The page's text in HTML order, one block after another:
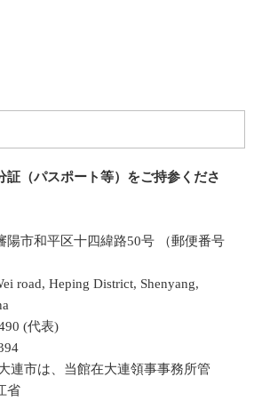
（パスポート等）をご持参くださ
陽市和平区十四緯路50号 （郵便番号
road, Heping District, Shenyang,
(代表)
連市は、当館在大連領事事務所管
省